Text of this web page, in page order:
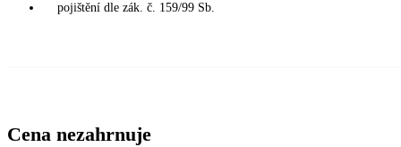
pojištění dle zák. č. 159/99 Sb.
Cena nezahrnuje